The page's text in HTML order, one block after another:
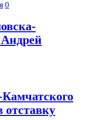
0
отставку